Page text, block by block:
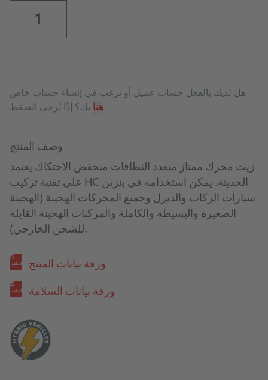
وصف المنتج
زيت محرك ممتاز متعدد النطاقات منخفض الاحتكاك يعتمد
على تقنية تركيب HC الحديثة. يمكن استخدامه في بنزين
سيارات الركاب والديزل وجميع المحركات الهجينة (الهجينة
الصغيرة والبسيطة والكاملة والمركبات الهجينة القابلة
للشحن الخارجي).
ورقة بيانات المنتج
ورقة بيانات السلامة
هل لديك بالفعل حساب عميل أو ترغب في إنشاء حساب خاص
هنا.